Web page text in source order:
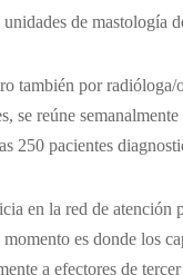
de mastología
también por radióloga/
se reúne
250 pacientes
en la red de
es donde los
a efectores de